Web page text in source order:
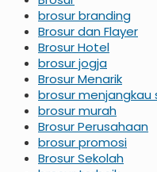
brosur branding
Brosur dan Flayer
Brosur Hotel
brosur jogja
Brosur Menarik
brosur menjangkau
brosur murah
Brosur Perusahaan
brosur promosi
Brosur Sekolah